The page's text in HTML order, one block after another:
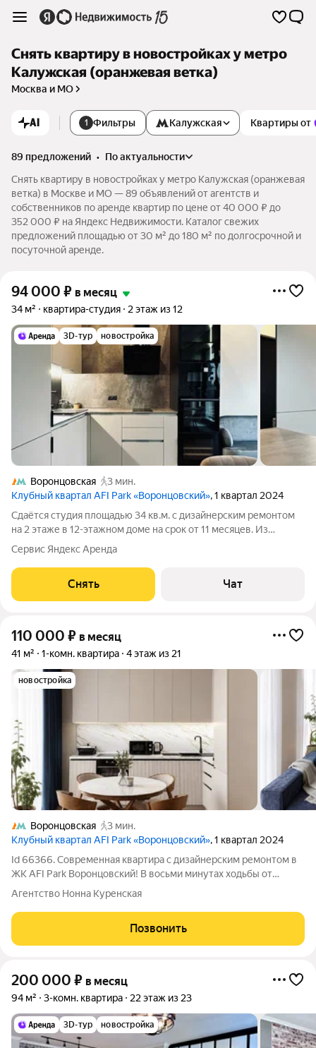
Снять квартиру в новостройках у метро
Калужская (оранжевая ветка)
Москва и МО
AI 1 Фильтры Квартиры от
Калужская
89 предложений •
по актуальности
Снять квартиру в новостройках у метро Калужская (оранжевая
ветка) в Москве и МО — 89 объявлений от агентств и
собственников по аренде квартир по цене от 40 000 ₽ до
352 000 ₽ на Яндекс Недвижимости. Каталог свежих
предложений площадью от 30 м² до 180 м² по долгосрочной и
посуточной аренде.
94 000 ₽ в месяц
34 м² квартира-студия 2 этаж из 12
3D-тур новостройка
Воронцовская
3 мин.
Клубный квартал AFI Park «Воронцовский», 1 квартал 2024
Сдаётся студия площадью 34 кв.м. с дизайнерским ремонтом
на 2 этаже в 12-этажном доме на срок от 11 месяцев. Из
техники есть: Телевизор Духовой шкаф Стиральная машина
Сушильная машина Холодильник Посудомоечная машина
Микроволновка Пылесос Дом
Сервис Яндекс Аренда
Снять Чат
110 000 ₽ в месяц
41 м² 1-комн. квартира 4 этаж из 21
новостройка
Воронцовская
3 мин.
Клубный квартал AFI Park «Воронцовский», 1 квартал 2024
Id 66366. Современная квартира с дизайнерским ремонтом в
ЖК AFI Park Воронцовский! В восьми минутах ходьбы от
станции метро Воронцовская расположена квартира, которая
переворачивает представление о комфортной аренде в
Москве. Жилой комплекс AFI Park
Агентство Нонна Куренская
Позвонить
200 000 ₽ в месяц
94 м² 3-комн. квартира 22 этаж из 23
3D-тур новостройка